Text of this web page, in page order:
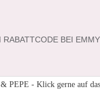
RABATTCODE BEI